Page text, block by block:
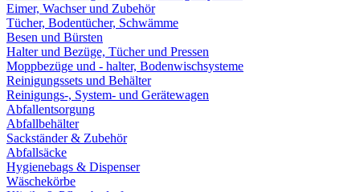
Eimer, Wachser und Zubehör
Tücher, Bodentücher, Schwämme
Besen und Bürsten
Halter und Bezüge, Tücher und Pressen
Moppbezüge und - halter, Bodenwischsysteme
Reinigungssets und Behälter
Reinigungs-, System- und Gerätewagen
Abfallentsorgung
Abfallbehälter
Sackständer & Zubehör
Abfallsäcke
Hygienebags & Dispenser
Wäschekörbe